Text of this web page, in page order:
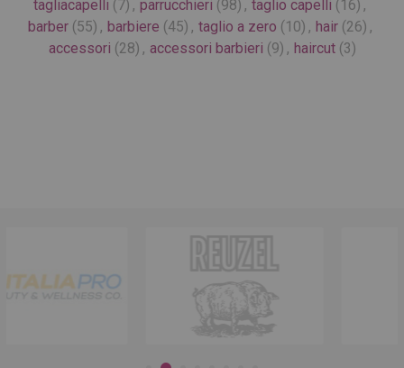
tagliacapelli (7) , parrucchieri (98) , taglio capelli (16) ,
barber (55) , barbiere (45) , taglio a zero (10) , hair (26) ,
accessori (28) , accessori barbieri (9) , haircut (3)